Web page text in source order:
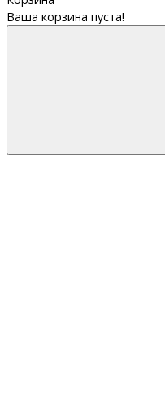
Ваша корзина пуста!